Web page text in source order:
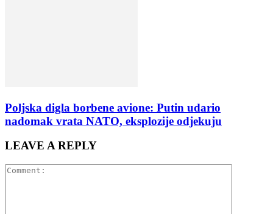
Poljska digla borbene avione: Putin udario
nadomak vrata NATO, eksplozije odjekuju
LEAVE A REPLY